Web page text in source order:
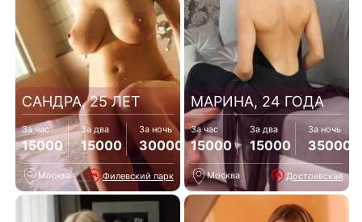
САНДРА, 25 ЛЕТ
За час
15000
За два
15000
За ночь
30000
Москва Филевский парк
МАРИНА, 24 ГОДА
За час
15000
За два
15000
За ночь
35000
Москва Достоевская